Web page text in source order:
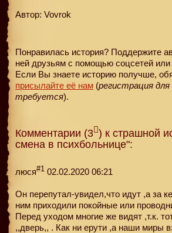
Автор: Vovrok
Понравилась история? Поддержите
ней друзьям с помощью соцсетей
Если Вы знаете историю получше,
присылайте её нам (регистрация
требуется).
Комментарии (3 ) к страшной
смена в психбольнице":
люся#1 02.02.2020 06:21
Он перепутал-увидел,что идут ,а за
ним приходили покойные или
Перед уходом многие же видят ,т.к.
,,дверь,, . Как ни ерути ,а наши миры